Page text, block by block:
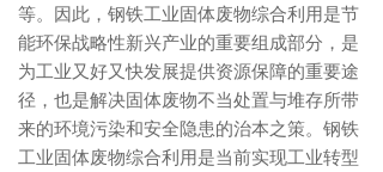
等。因此，钢铁工业固体废物综合利用是节
能环保战略性新兴产业的重要组成部分，是
为工业又好又快发展提供资源保障的重要途
径，也是解决固体废物不当处置与堆存所带
来的环境污染和安全隐患的治本之策。钢铁
工业固体废物综合利用是当前实现工业转型